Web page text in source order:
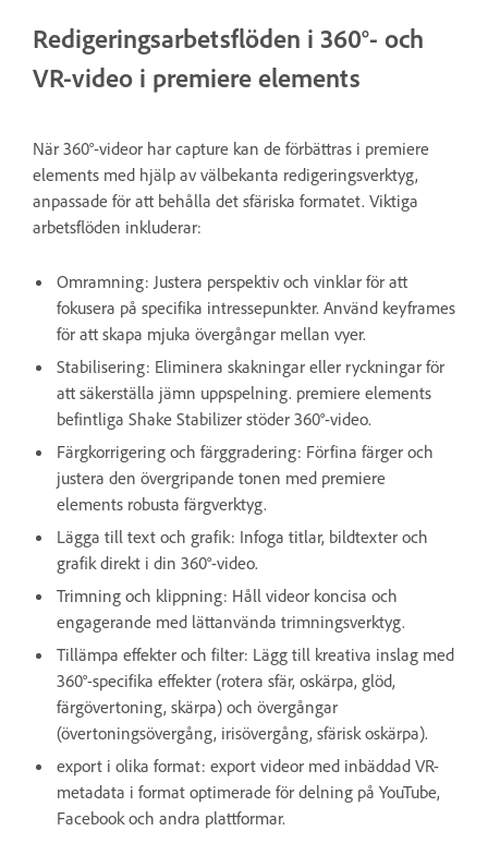
Redigeringsarbetsflöden i 360°- och
VR-video i premiere elements
När 360°-videor har capture kan de förbättras i premiere
elements med hjälp av välbekanta redigeringsverktyg,
anpassade för att behålla det sfäriska formatet. Viktiga
arbetsflöden inkluderar:
Omramning: Justera perspektiv och vinklar för att
fokusera på specifika intressepunkter. Använd keyframes
för att skapa mjuka övergångar mellan vyer.
Stabilisering: Eliminera skakningar eller ryckningar för
att säkerställa jämn uppspelning. premiere elements
befintliga Shake Stabilizer stöder 360°-video.
Färgkorrigering och färggradering: Förfina färger och
justera den övergripande tonen med premiere
elements robusta färgverktyg.
Lägga till text och grafik: Infoga titlar, bildtexter och
grafik direkt i din 360°-video.
Trimning och klippning: Håll videor koncisa och
engagerande med lättanvända trimningsverktyg.
Tillämpa effekter och filter: Lägg till kreativa inslag med
360°-specifika effekter (rotera sfär, oskärpa, glöd,
färgövertoning, skärpa) och övergångar
(övertoningsövergång, irisövergång, sfärisk oskärpa).
export i olika format: export videor med inbäddad VR-
metadata i format optimerade för delning på YouTube,
Facebook och andra plattformar.